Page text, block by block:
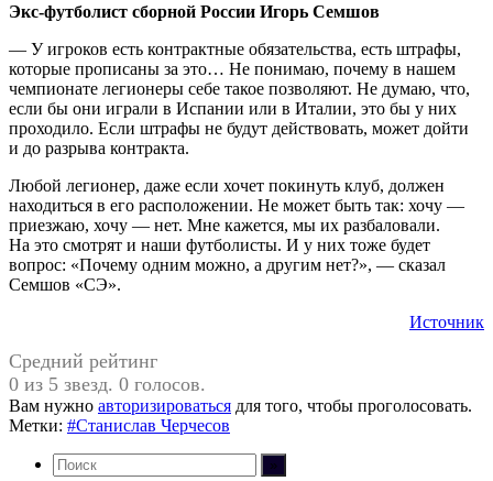
Экс-футболист сборной России Игорь Семшов
— У игроков есть контрактные обязательства, есть штрафы,
которые прописаны за это… Не понимаю, почему в нашем
чемпионате легионеры себе такое позволяют. Не думаю, что,
если бы они играли в Испании или в Италии, это бы у них
проходило. Если штрафы не будут действовать, может дойти
и до разрыва контракта.
Любой легионер, даже если хочет покинуть клуб, должен
находиться в его расположении. Не может быть так: хочу —
приезжаю, хочу — нет. Мне кажется, мы их разбаловали.
На это смотрят и наши футболисты. И у них тоже будет
вопрос: «Почему одним можно, а другим нет?», — сказал
Семшов «СЭ».
Источник
Средний рейтинг
0 из 5 звезд. 0 голосов.
Вам нужно авторизироваться для того, чтобы проголосовать.
Метки: #Станислав Черчесов